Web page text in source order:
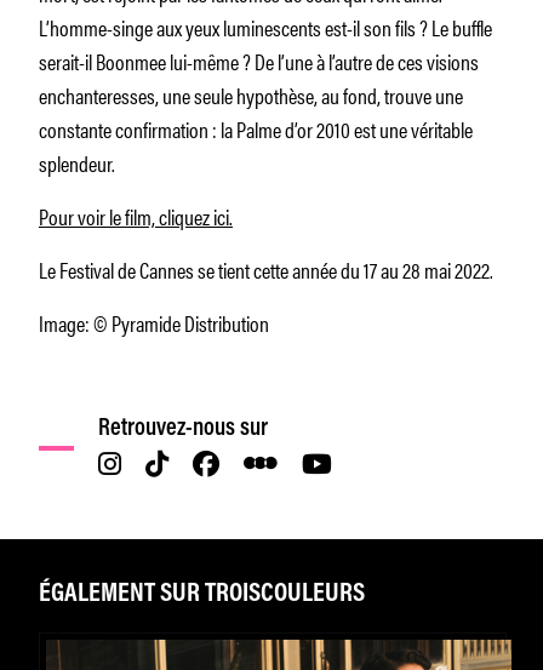
L’homme-singe aux yeux luminescents est-il son fils ? Le buffle
serait-il Boonmee lui-même ? De l’une à l’autre de ces visions
enchanteresses, une seule hypothèse, au fond, trouve une
constante confirmation : la Palme d’or 2010 est une véritable
splendeur.
Pour voir le film, cliquez ici.
Le Festival de Cannes se tient cette année du 17 au 28 mai 2022.
Image: © Pyramide Distribution
Retrouvez-nous sur
ÉGALEMENT SUR TROISCOULEURS